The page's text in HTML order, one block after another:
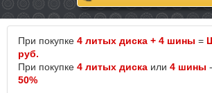
При покупке 4 литых диска + 4 шины =
руб.
При покупке 4 литых диска или 4 шины -
50%